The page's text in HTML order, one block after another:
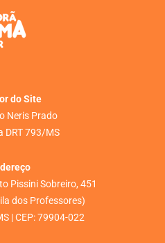
do Site
Neris Prado
DRT 793/MS
Pissini Sobreiro, 451
dos Professores)
| CEP: 79904-022